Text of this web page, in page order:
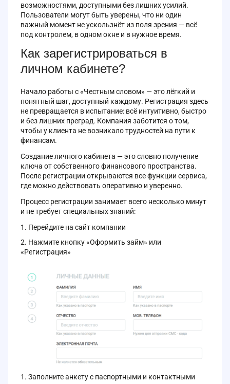
возможностями, доступными без лишних усилий.
Пользователи могут быть уверены, что ни один
важный момент не ускользнёт из поля зрения — всё
под контролем, в одном окне и в нужное время.
Как зарегистрироваться в
личном кабинете?
Начало работы с «Честным словом» — это лёгкий и
понятный шаг, доступный каждому. Регистрация здесь
не превращается в испытание: всё интуитивно, быстро
и без лишних преград. Компания заботится о том,
чтобы у клиента не возникало трудностей на пути к
финансам.
Создание личного кабинета — это словно получение
ключа от собственного финансового пространства.
После регистрации открываются все функции сервиса,
где можно действовать оперативно и уверенно.
Процесс регистрации занимает всего несколько минут
и не требует специальных знаний:
Перейдите на сайт компании
Нажмите кнопку «Оформить займ» или
«Регистрация»
Заполните анкету с паспортными и контактными